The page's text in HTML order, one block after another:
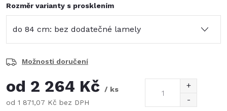
Rozměr varianty s prosklením
Možnosti doručení
od 2 264 Kč
/ ks
od 1 871,07 Kč bez DPH